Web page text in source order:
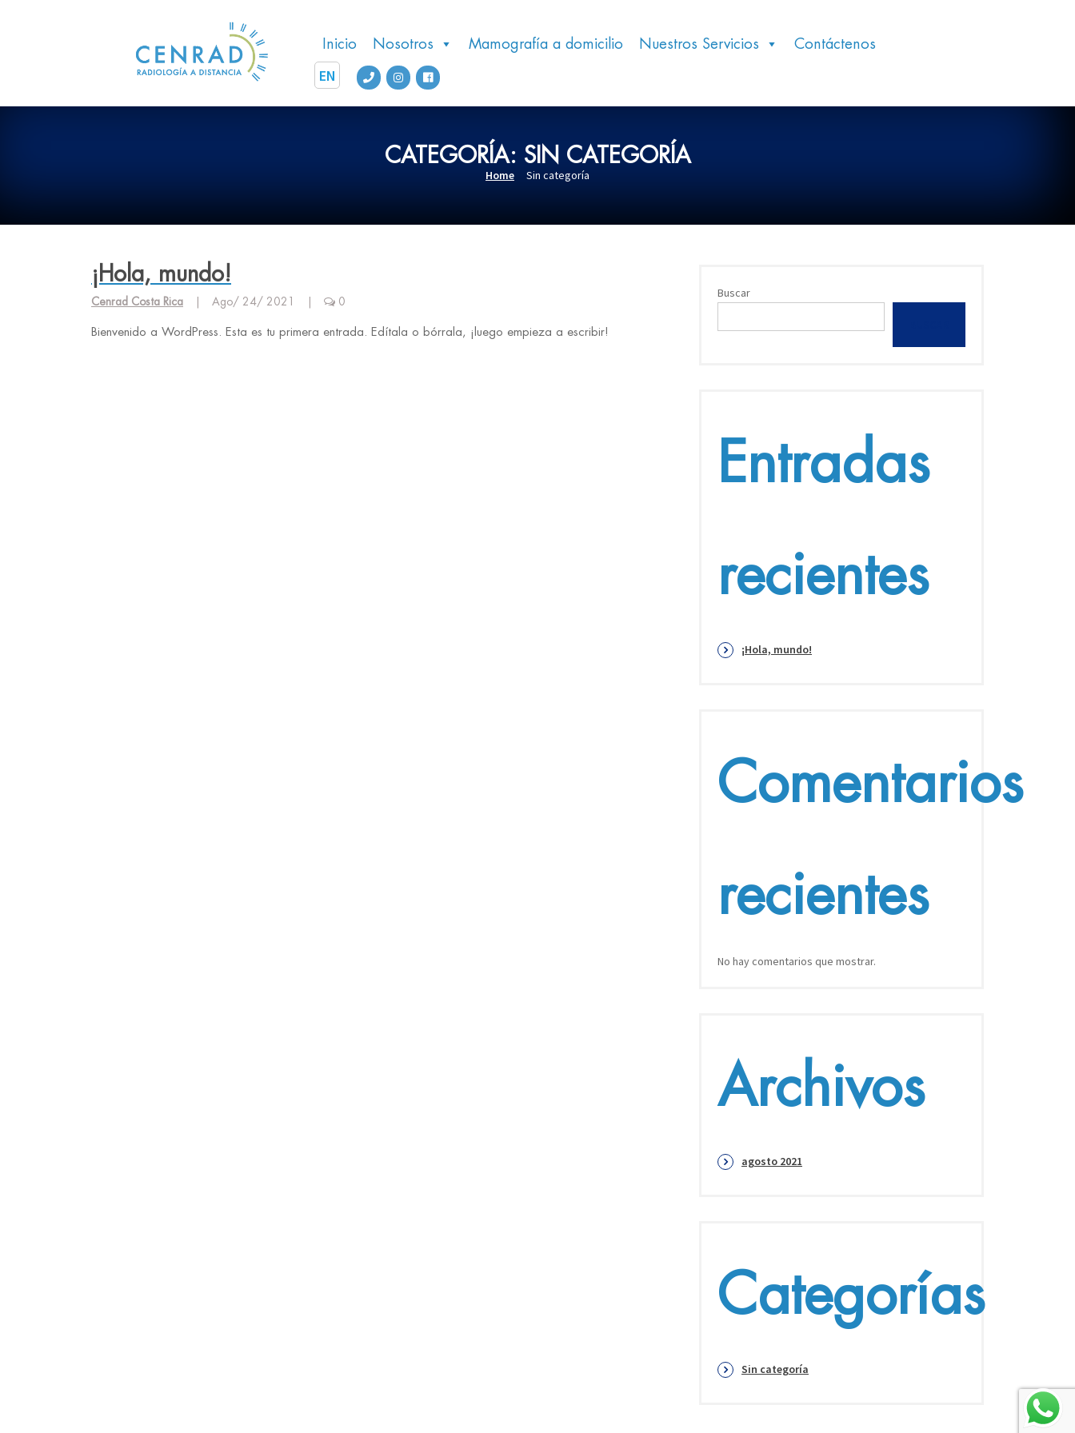
Inicio Nosotros Mamografía a domicilio Nuestros Servicios Contáctenos
EN
CATEGORÍA: SIN CATEGORÍA
Home Sin categoría
¡Hola, mundo!
Cenrad Costa Rica Ago/ 24/ 2021 0
Bienvenido a WordPress. Esta es tu primera entrada. Edítala o bórrala, ¡luego empieza a escribir!
Buscar
Entradas
recientes
¡Hola, mundo!
Comentarios
recientes
No hay comentarios que mostrar.
Archivos
agosto 2021
Categorías
Sin categoría